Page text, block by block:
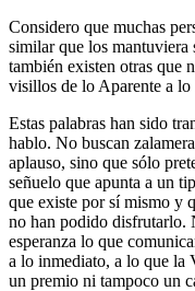
Considero que muchas
similar que los mantuviera
también existen otras que
visillos de lo Aparente a
Estas palabras han sido
hablo. No buscan
aplauso, sino que sólo
señuelo que apunta a un
que existe por sí mismo y
no han podido disfrutarlo.
esperanza lo que
a lo inmediato, a lo que la
un premio ni tampoco un